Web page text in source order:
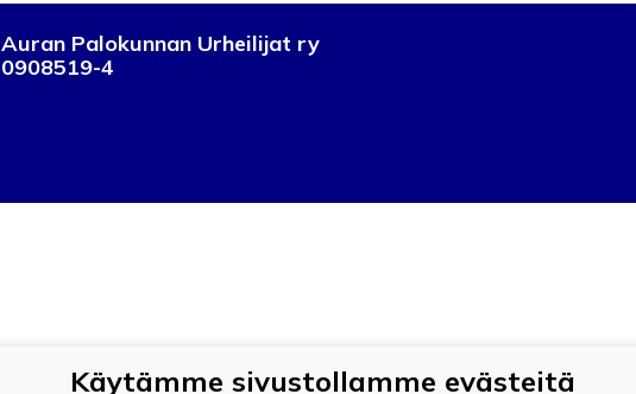
Auran Palokunnan Urheilijat ry
0908519-4
Käytämme sivustollamme evästeitä